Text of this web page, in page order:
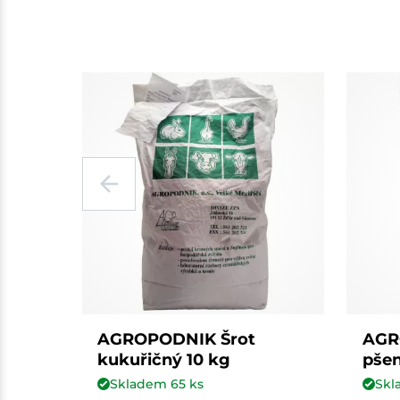
AGROPODNIK Šrot
kukuřičný 10 kg
Skladem65 ks